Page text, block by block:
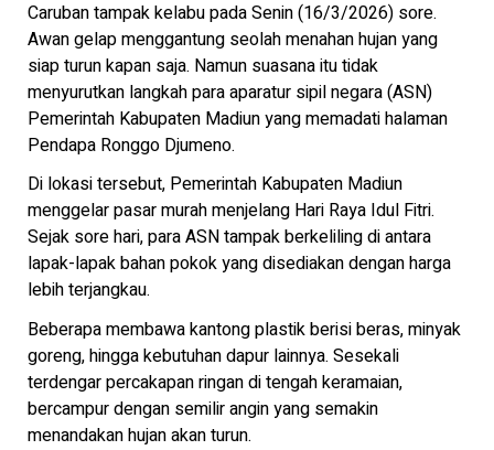
Caruban tampak kelabu pada Senin (16/3/2026) sore.
Awan gelap menggantung seolah menahan hujan yang
siap turun kapan saja. Namun suasana itu tidak
menyurutkan langkah para aparatur sipil negara (ASN)
Pemerintah Kabupaten Madiun yang memadati halaman
Pendapa Ronggo Djumeno.
Di lokasi tersebut, Pemerintah Kabupaten Madiun
menggelar pasar murah menjelang Hari Raya Idul Fitri.
Sejak sore hari, para ASN tampak berkeliling di antara
lapak-lapak bahan pokok yang disediakan dengan harga
lebih terjangkau.
Beberapa membawa kantong plastik berisi beras, minyak
goreng, hingga kebutuhan dapur lainnya. Sesekali
terdengar percakapan ringan di tengah keramaian,
bercampur dengan semilir angin yang semakin
menandakan hujan akan turun.